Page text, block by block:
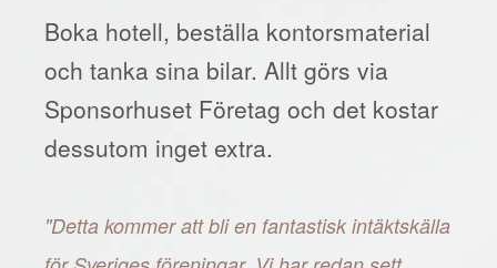
Boka hotell, beställa kontorsmaterial
och tanka sina bilar. Allt görs via
Sponsorhuset Företag och det kostar
dessutom inget extra.
"Detta kommer att bli en fantastisk intäktskälla